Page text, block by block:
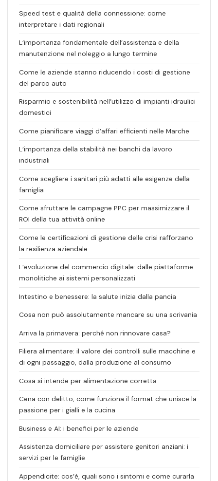
Speed test e qualità della connessione: come
interpretare i dati regionali
L’importanza fondamentale dell’assistenza e della
manutenzione nel noleggio a lungo termine
Come le aziende stanno riducendo i costi di gestione
del parco auto
Risparmio e sostenibilità nell’utilizzo di impianti idraulici
domestici
Come pianificare viaggi d’affari efficienti nelle Marche
L’importanza della stabilità nei banchi da lavoro
industriali
Come scegliere i sanitari più adatti alle esigenze della
famiglia
Come sfruttare le campagne PPC per massimizzare il
ROI della tua attività online
Come le certificazioni di gestione delle crisi rafforzano
la resilienza aziendale
L’evoluzione del commercio digitale: dalle piattaforme
monolitiche ai sistemi personalizzati
Intestino e benessere: la salute inizia dalla pancia
Cosa non può assolutamente mancare su una scrivania
Arriva la primavera: perché non rinnovare casa?
Filiera alimentare: il valore dei controlli sulle macchine e
di ogni passaggio, dalla produzione al consumo
Cosa si intende per alimentazione corretta
Cena con delitto, come funziona il format che unisce la
passione per i gialli e la cucina
Business e AI: i benefici per le aziende
Assistenza domiciliare per assistere genitori anziani: i
servizi per le famiglie
Appendicite: cos’è, quali sono i sintomi e come curarla